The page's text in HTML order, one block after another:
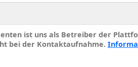
ist uns als Betreiber der
bei der Kontaktaufnahme.